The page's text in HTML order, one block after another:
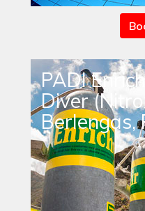
PADI
Diver
Berlengas,